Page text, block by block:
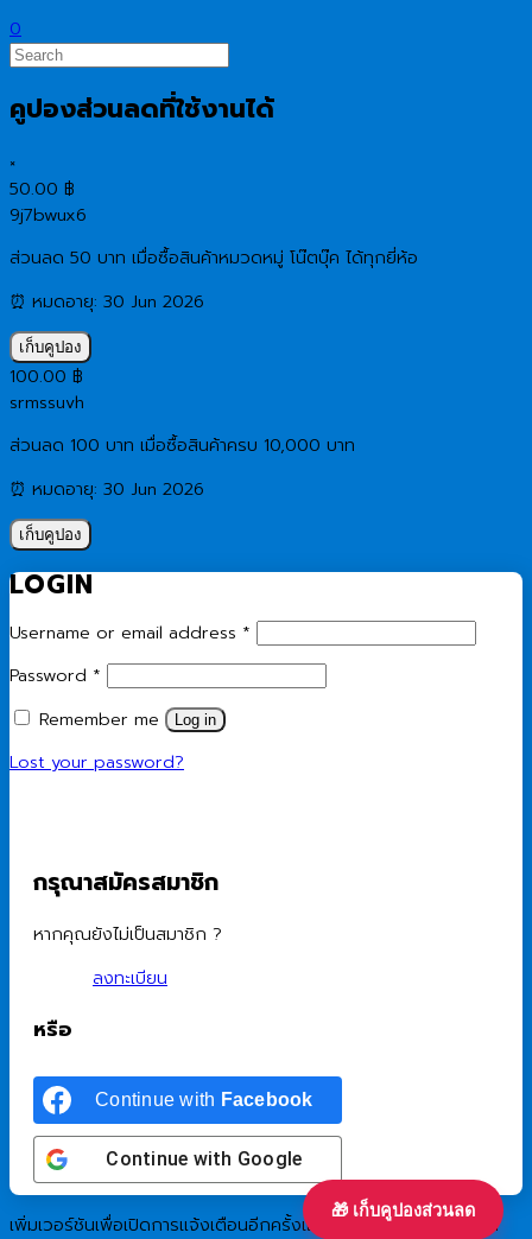
0
🎁 เก็บคูปองส่วนลด
คูปองส่วนลดที่ใช้งานได้
×
50.00 ฿
9j7bwux6
ส่วนลด 50 บาท เมื่อซื้อสินค้าหมวดหมู่ โน๊ตบุ๊ค ได้ทุกยี่ห้อ
⏰ หมดอายุ: 30 Jun 2026
เก็บคูปอง
100.00 ฿
srmssuvh
ส่วนลด 100 บาท เมื่อซื้อสินค้าครบ 10,000 บาท
⏰ หมดอายุ: 30 Jun 2026
เก็บคูปอง
LOGIN
Username or email address *
Password *
Remember me
Log in
Lost your password?
กรุณาสมัครสมาชิก
หากคุณยังไม่เป็นสมาชิก ?
ลงทะเบียน
หรือ
Continue with Facebook
Continue with Google
เพิ่มเวอร์ชันเพื่อเปิดการแจ้งเตือนอีกครั้งแก่ผู้เยี่ยมชมที่เคยยอมรับมา